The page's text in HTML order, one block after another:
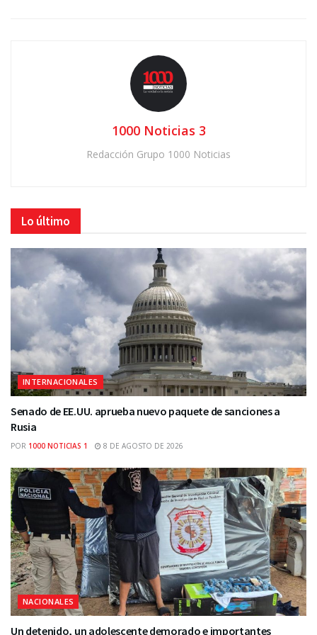
1000 Noticias 3
Redacción Grupo 1000 Noticias
Lo último
INTERNACIONALES
Senado de EE.UU. aprueba nuevo paquete de sanciones a
Rusia
POR 1000 NOTICIAS 1 8 DE AGOSTO DE 2026
NACIONALES
Un detenido, un adolescente demorado e importantes